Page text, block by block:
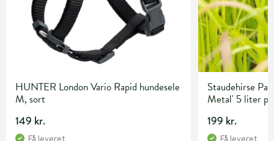
HUNTER London Vario Rapid hundesele
M, sort
149 kr.
Staudehirse
Metal' 5 liter
199 kr.